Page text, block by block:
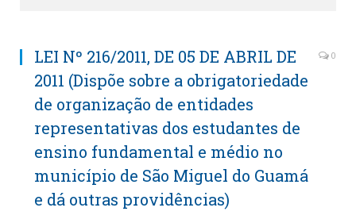
LEI Nº 216/2011, DE 05 DE ABRIL DE
2011 (Dispõe sobre a obrigatoriedade
de organização de entidades
representativas dos estudantes de
ensino fundamental e médio no
município de São Miguel do Guamá
e dá outras providências)
0